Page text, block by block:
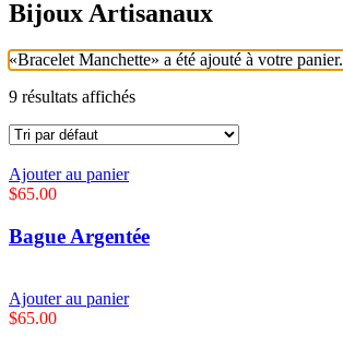
Bijoux Artisanaux
«Bracelet Manchette» a été ajouté à votre panier.
9 résultats affichés
Ajouter au panier
$65.00
Bague Argentée
Ajouter au panier
$65.00